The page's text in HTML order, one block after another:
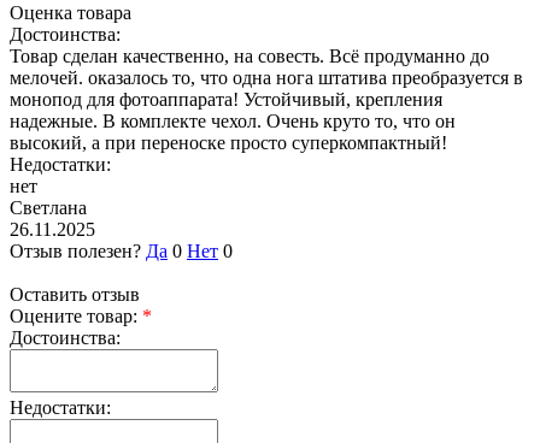
Оценка товара
Достоинства:
Товар сделан качественно, на совесть. Всё продуманно до
мелочей. оказалось то, что одна нога штатива преобразуется в
монопод для фотоаппарата! Устойчивый, крепления
надежные. В комплекте чехол. Очень круто то, что он
высокий, а при переноске просто суперкомпактный!
Недостатки:
нет
Светлана
26.11.2025
Отзыв полезен? Да 0 Нет 0
Оставить отзыв
Оцените товар: *
Достоинства:
Недостатки: